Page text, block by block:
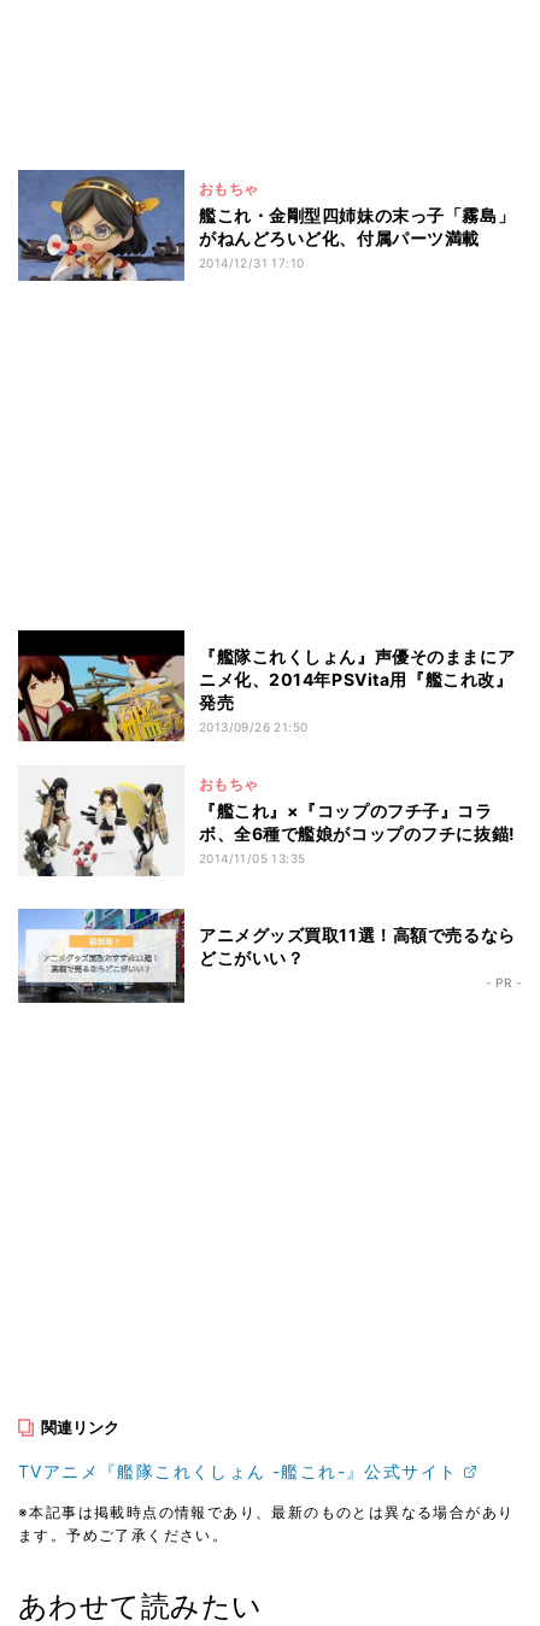
おもちゃ
艦これ・金剛型四姉妹の末っ子「霧島」
がねんどろいど化、付属パーツ満載
2014/12/31 17:10
『艦隊これくしょん』声優そのままにア
ニメ化、2014年PSVita用『艦これ改』
発売
2013/09/26 21:50
おもちゃ
『艦これ』×『コップのフチ子』コラ
ボ、全6種で艦娘がコップのフチに抜錨!
2014/11/05 13:35
アニメグッズ買取11選！高額で売るなら
どこがいい？
- PR -
関連リンク
TVアニメ『艦隊これくしょん -艦これ-』公式サイト
※本記事は掲載時点の情報であり、最新のものとは異なる場合があり
ます。予めご了承ください。
あわせて読みたい